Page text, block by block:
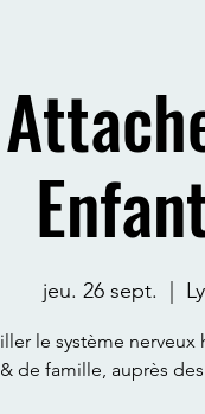
jeu. 26 sept.
le système nerveux
de famille, auprès